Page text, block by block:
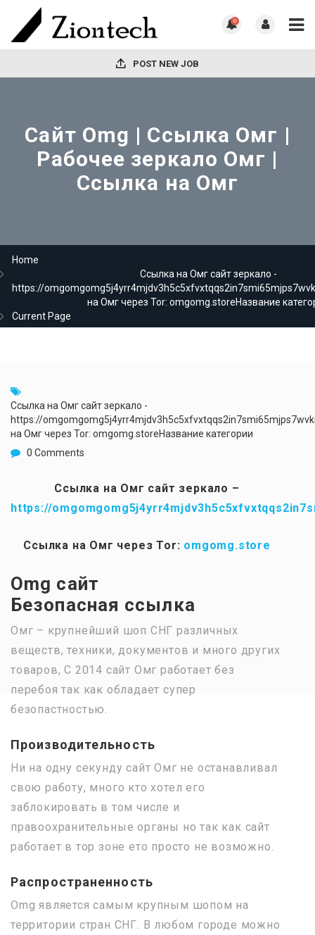
0
POST NEW JOB
Сайт Omg | Ссылка Омг |
Рабочее зеркало Омг |
Ссылка на Омг
Home
Ссылка на Омг сайт зеркало -
https://
на Омг через Tor: omgomg.storeНазвание
Current Page
Ссылка на Омг сайт зеркало -
https://
на Омг через Tor: omgomg.storeНазвание категории
0 Comments
Ссылка на Омг сайт зеркало –
https://
Ссылка на Омг через Tor: omgomg.store
Omg сайт
Безопасная ссылка
Омг – крупнейший шоп СНГ различных
веществ, техники, документов и много других
товаров, С 2014 сайт Омг работает без
перебоя так как обладает супер
безопастностью.
Производительность
Ни на одну секунду сайт Омг не останавливал
свою работу, много кто хотел его
заблокировать в том числе и
правоохранительные органы но так как сайт
работает в тор зоне ето просто не возможно.
Распространенность
Omg является самым крупным шопом на
территории стран СНГ. В любом городе можно